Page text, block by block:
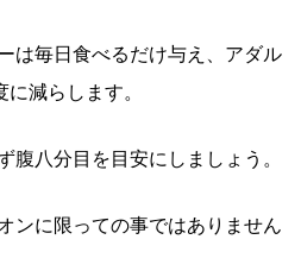
は毎日食べるだけ与え、アダル
減らします。
腹八分目を目安にしましょう。
ンに限っての事ではありません